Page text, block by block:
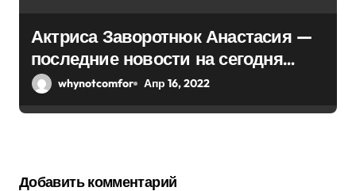
Актриса Заворотнюк Анастасия —
последние новости на сегодня
2022, биография
whynotcomfor Апр 16, 2022
Добавить комментарий